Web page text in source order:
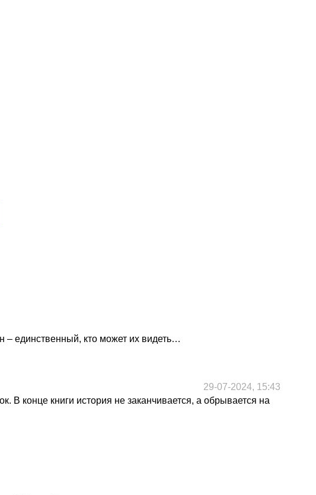
единственный, кто может их видеть…
29-07-2024, 15:43
В конце книги история не заканчивается, а обрывается на